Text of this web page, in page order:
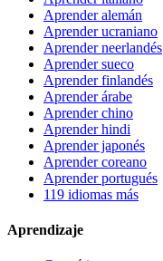
Aprender alemán
Aprender ucraniano
Aprender neerlandés
Aprender sueco
Aprender finlandés
Aprender árabe
Aprender chino
Aprender hindi
Aprender japonés
Aprender coreano
Aprender portugués
119 idiomas más
Aprendizaje